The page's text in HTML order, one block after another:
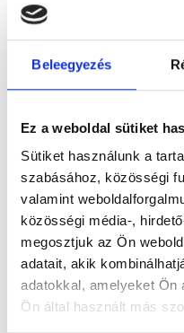
Beleegyezés
Ez a weboldal sütiket
Sütiket használunk a
szabásához, közösségi
valamint
közösségi média-,
megosztjuk az Ön
adatait, akik
adatokkal, amelyeket Ön
Ön által használt más
Foglalj időpontot
Főoldal Orvosok
Pszichológus, Budapest,